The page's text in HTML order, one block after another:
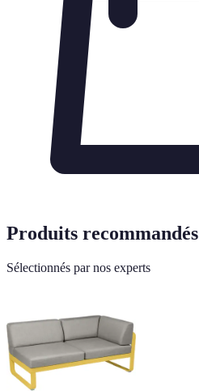
Produits recommandés
Sélectionnés par nos experts